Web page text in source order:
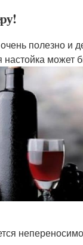
полезно и
настойка может